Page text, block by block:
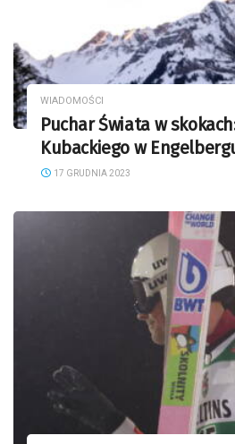
WIADOMOŚCI
Puchar Świata w
Kubackiego w
17 GRUDNIA 2023